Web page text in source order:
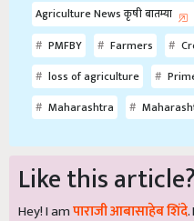
Agriculture News कृषी बातम्या
PMFBY
Farmers
loss of agriculture
Maharashtra
Like this article?
Hey! I amपाराजी आबासाहेब शिंदे.